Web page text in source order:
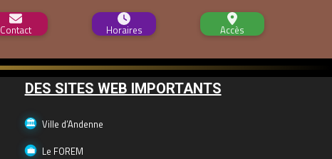
Contact Horaires Accès
DES SITES WEB IMPORTANTS
Ville d’Andenne
Le FOREM